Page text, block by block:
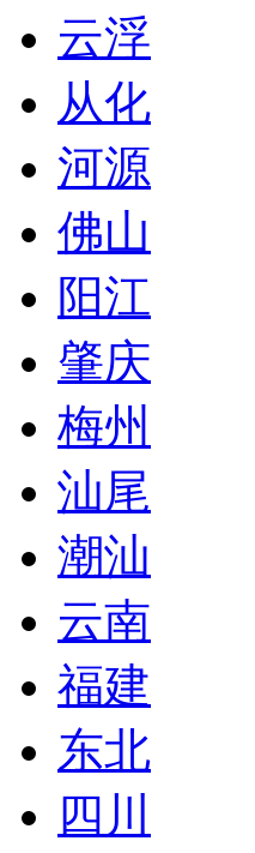
云浮
从化
河源
佛山
阳江
肇庆
梅州
汕尾
潮汕
云南
福建
东北
四川